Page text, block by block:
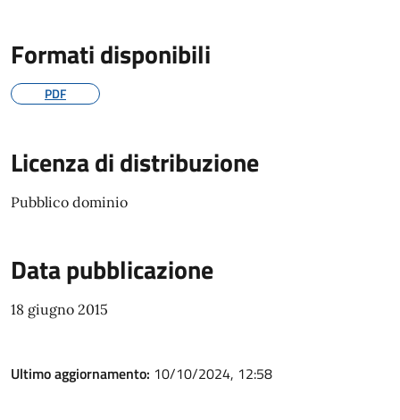
Formati disponibili
PDF
Licenza di distribuzione
Pubblico dominio
Data pubblicazione
18 giugno 2015
Ultimo aggiornamento: 10/10/2024, 12:58